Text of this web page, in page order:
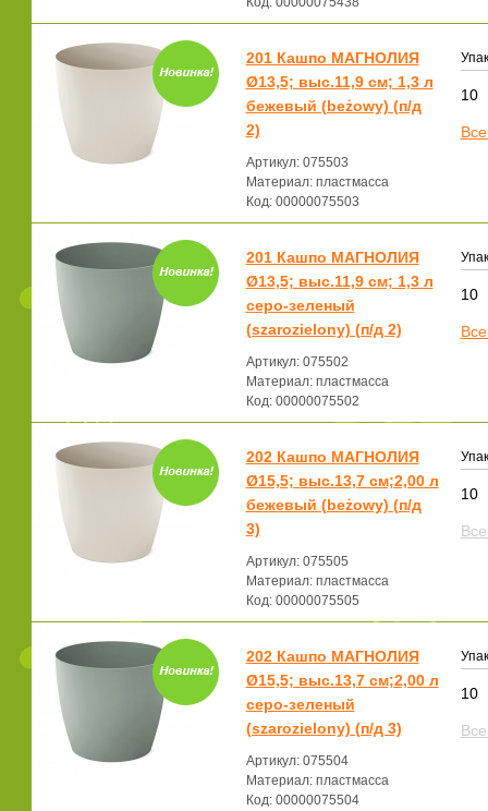
201 Кашпо МАГНОЛИЯ
Ø13,5; выс.11,9 см; 1,3 л
бежевый (beżowy) (п/д
2)
Артикул: 075503
Материал: пластмасса
Код: 00000075503
10
201 Кашпо МАГНОЛИЯ
Ø13,5; выс.11,9 см; 1,3 л
серо-зеленый
(szarozielony) (п/д 2)
Артикул: 075502
Материал: пластмасса
Код: 00000075502
10
202 Кашпо МАГНОЛИЯ
Ø15,5; выс.13,7 см;2,00 л
бежевый (beżowy) (п/д
3)
Артикул: 075505
Материал: пластмасса
Код: 00000075505
10
202 Кашпо МАГНОЛИЯ
Ø15,5; выс.13,7 см;2,00 л
серо-зеленый
(szarozielony) (п/д 3)
Артикул: 075504
Материал: пластмасса
Код: 00000075504
10